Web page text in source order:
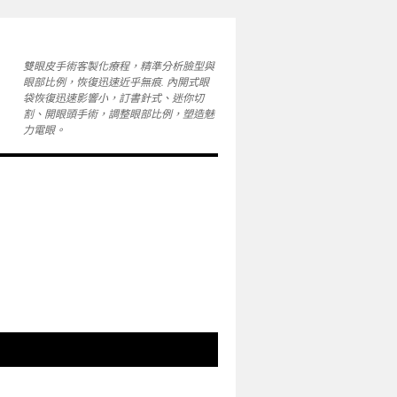
雙眼皮手術客製化療程，精準分析臉型與
眼部比例，恢復迅速近乎無痕. 內開式眼
袋恢復迅速影響小，訂書針式、迷你切
割、開眼頭手術，調整眼部比例，塑造魅
力電眼。